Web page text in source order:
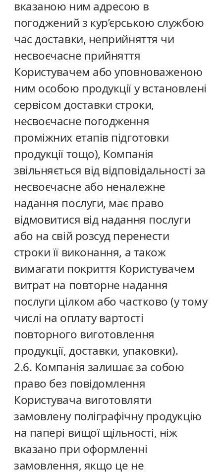
вказаною ним адресою в
погоджений з кур’єрською службою
час доставки, неприйняття чи
несвоєчасне прийняття
Користувачем або уповноваженою
ним особою продукції у встановлені
сервісом доставки строки,
несвоєчасне погодження
проміжних етапів підготовки
продукції тощо), Компанія
звільняється від відповідальності за
несвоєчасне або неналежне
надання послуги, має право
відмовитися від надання послуги
або на свій розсуд перенести
строки її виконання, а також
вимагати покриття Користувачем
витрат на повторне надання
послуги цілком або частково (у тому
числі на оплату вартості
повторного виготовлення
продукції, доставки, упаковки).
2.6. Компанія залишає за собою
право без повідомлення
Користувача виготовляти
замовлену поліграфічну продукцію
на папері вищої щільності, ніж
вказано при оформленні
замовлення, якщо це не